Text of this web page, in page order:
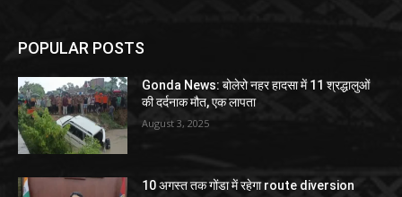
POPULAR POSTS
Gonda News: बोलेरो नहर हादसा में 11 श्रद्धालुओं
की दर्दनाक मौत, एक लापता
August 3, 2025
10 अगस्त तक गोंडा में रहेगा route diversion